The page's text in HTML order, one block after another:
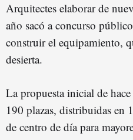
Arquitectes elaborar de
año sacó a concurso
construir el equipamiento,
desierta.
La propuesta inicial de
190 plazas, distribuidas en
de centro de día para